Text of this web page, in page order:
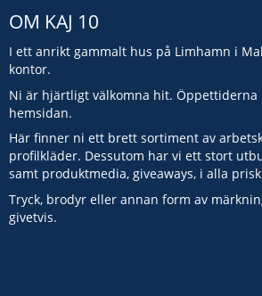
OM KAJ 10
I ett anrikt gammalt hus på Limhamn i
kontor.
Ni är hjärtligt välkomna hit.
hemsidan.
Här finner ni ett brett sortiment av
profilkläder. Dessutom har vi ett stort
samt produktmedia, giveaways, i alla
Tryck, brodyr eller annan form av
givetvis.